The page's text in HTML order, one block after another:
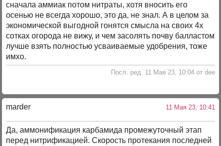
сначала аммиак потом нитраты, хотя вносить его
осенью не всегда хорошо, это да, не знал. А в целом за
экономической выгодной гонятся смысла на своих 4х
сотках огорода не вижу, и чем засолять почву балластом
лучше взять полностью усваиваемые удобрения, тоже
имхо.
Посл. ред. 11 Мая 23, 10:04 от dee
marder 11 Мая 23, 10:41
Да, аммонификация карбамида промежуточный этап
перед нитрификацией. Скорость протекания последней